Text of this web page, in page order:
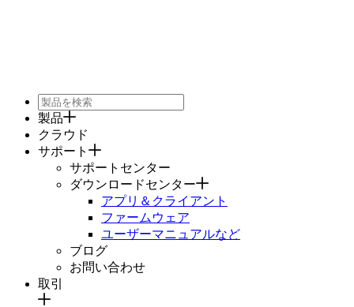
製品
クラウド
サポート
サポートセンター
ダウンロードセンター
アプリ＆クライアント
ファームウェア
ユーザーマニュアルなど
ブログ
お問い合わせ
取引